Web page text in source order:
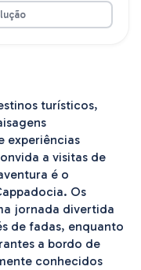
turísticos,
experiências
a visitas de
é o
Os
jornada divertida
de fadas, enquanto
a bordo de
conhecidos